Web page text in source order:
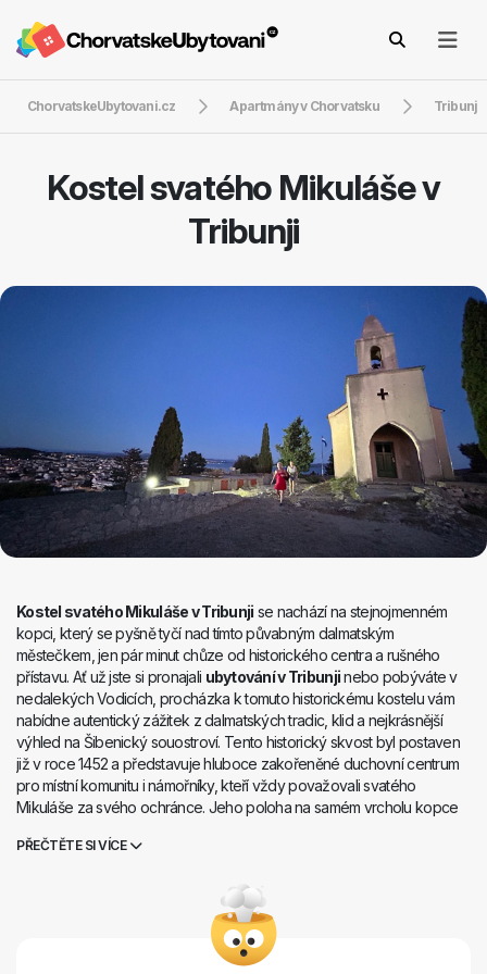
ChorvatskeUbytovani.cz Apartmány v Chorvatsku Tribunj
Kostel svatého Mikuláše v
Tribunji
Kostel svatého Mikuláše v Tribunji se nachází na stejnojmenném
kopci, který se pyšně tyčí nad tímto půvabným dalmatským
městečkem, jen pár minut chůze od historického centra a rušného
přístavu. Ať už jste si pronajali ubytování v Tribunjinebo pobýváte v
nedalekých Vodicích, procházka k tomuto historickému kostelu vám
nabídne autentický zážitek z dalmatských tradic, klid a nejkrásnější
výhled na Šibenický souostroví. Tento historický skvost byl postaven
již v roce 1452 a představuje hluboce zakořeněné duchovní centrum
pro místní komunitu i námořníky, kteří vždy považovali svatého
Mikuláše za svého ochránce. Jeho poloha na samém vrcholu kopce
jen tak nenajde.Kostel svatého Mikuláše – Tribunj
pro poklidnou odpolední procházku, zatímco pro odvážnější a
sportovní nadšence slouží jako perfektní zastávka během běhu nebo
jízdy na kole po stezkách v Tribunji. Díky prostorné vyhlídce a
romantické atmosféře patří okolí kostela k nejznámějším místům v
PŘEČTĚTE SI VÍCE